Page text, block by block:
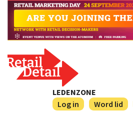
LEDENZONE
Log in
Word lid